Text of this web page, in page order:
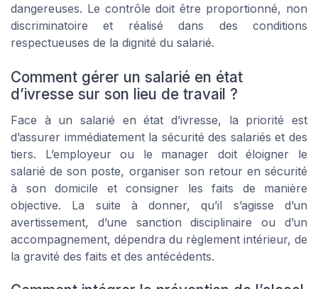
dangereuses. Le contrôle doit être proportionné, non
discriminatoire et réalisé dans des conditions
respectueuses de la dignité du salarié.
Comment gérer un salarié en état
d’ivresse sur son lieu de travail ?
Face à un salarié en état d’ivresse, la priorité est
d’assurer immédiatement la sécurité des salariés et des
tiers. L’employeur ou le manager doit éloigner le
salarié de son poste, organiser son retour en sécurité
à son domicile et consigner les faits de manière
objective. La suite à donner, qu’il s’agisse d’un
avertissement, d’une sanction disciplinaire ou d’un
accompagnement, dépendra du règlement intérieur, de
la gravité des faits et des antécédents.